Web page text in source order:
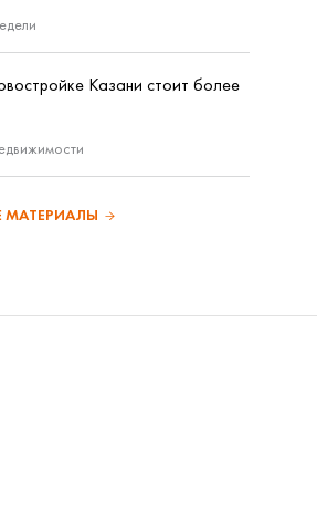
Казани стоит более
МАТЕРИАЛЫ